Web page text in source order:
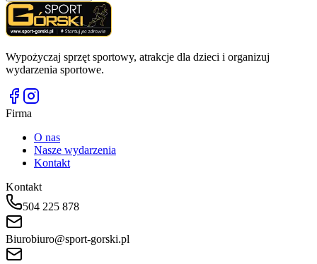
Wypożyczaj sprzęt sportowy, atrakcje dla dzieci i organizuj
wydarzenia sportowe.
Firma
O nas
Nasze wydarzenia
Kontakt
Kontakt
504 225 878
Biurobiuro@sport-gorski.pl